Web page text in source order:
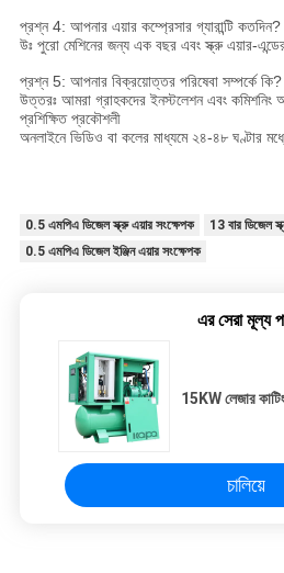
প্রশ্ন 4: আপনার এয়ার কম্প্রেসার গ্যারান্টি কতদিন?
উঃ পুরো মেশিনের জন্য এক বছর এবং স্ক্রু এয়ার-
প্রশ্ন 5: আপনার বিক্রয়োত্তর পরিষেবা সম্পর্কে কি?
উত্তরঃ আমরা গ্রাহকদের ইনস্টলেশন এবং কমিশনিং
প্রশিক্ষিত প্রকৌশলী
অনলাইনে ভিডিও বা কলের মাধ্যমে ২৪-৪৮ ঘণ্টার
0.5 এমপিএ ডিজেল স্ক্রু এয়ার সংক্ষেপক
13 বার ডিজেল
0.5 এমপিএ ডিজেল ইঞ্জিন এয়ার সংক্ষেপক
এর সেরা মূল্য
15KW লেজার
চালিয়ে